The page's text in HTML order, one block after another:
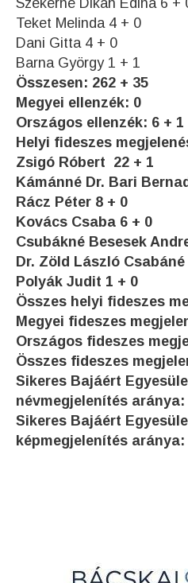
Szekérné Dikán Edina 6 +
Teket Melinda 4 + 0
Dani Gitta 4 + 0
Barna György 1 + 1
Összesen: 262 + 35
Megyei ellenzék: 0
Országos ellenzék: 6 + 1
Helyi fideszes
Zsigó Róbert 22 + 1
Kámánné Dr. Bari
Rácz Péter 8 + 0
Kovács Csaba 6 + 0
Csubákné Besesek
Dr. Zöld László Csabáné
Polyák Judit 1 + 0
Összes helyi fideszes
Megyei fideszes
Országos fideszes
Összes fideszes
Sikeres Bajáért
névmegjelenítés aránya:
Sikeres Bajáért
képmegjelenítés